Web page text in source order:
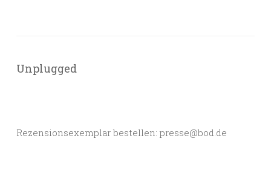
Unplugged
Rezensionsexemplar bestellen: presse@bod.de